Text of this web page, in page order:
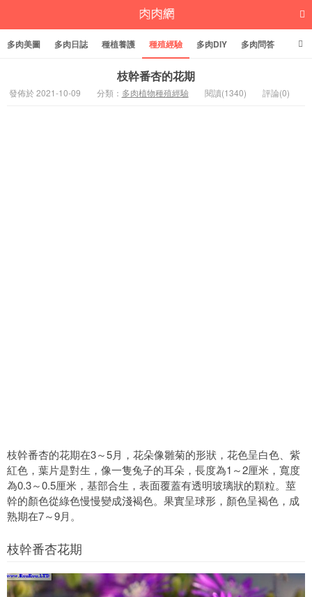
多肉美圖 多肉日誌 種植養護 種殖經驗 多肉DIY 多肉問答
枝幹番杏的花期
發佈於 2021-10-09 分類： 多肉植物種殖經驗 閱讀(1340) 評論(0)
枝幹番杏的花期在3～5月，花朵像雛菊的形狀，花色呈白色、紫
紅色，葉片是對生，像一隻兔子的耳朵，長度為1～2厘米，寬度
為0.3～0.5厘米，基部合生，表面覆蓋有透明玻璃狀的顆粒。莖
幹的顏色從綠色慢慢變成淺褐色。果實呈球形，顏色呈褐色，成
熟期在7～9月。
枝幹番杏花期